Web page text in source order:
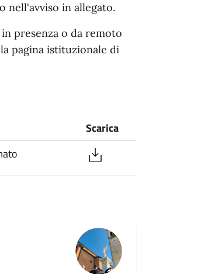
in allegato.
presenza o da remoto
pagina istituzionale di
Scarica